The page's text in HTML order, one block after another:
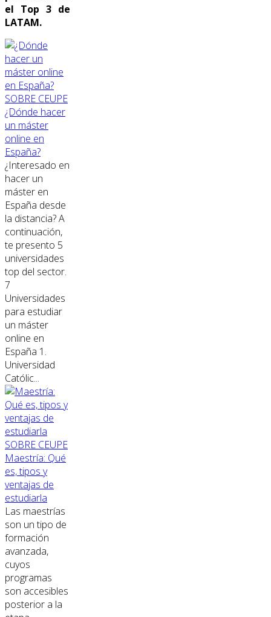
el Top 3 de
LATAM.
SOBRE CEUPE
¿Dónde hacer
un máster
online en
España?
¿Interesado en
hacer un
máster en
España desde
la distancia? A
continuación,
te presento 5
universidades
top del sector.
7
Universidades
para estudiar
un máster
online en
España 1.
Universidad
Católic...
SOBRE CEUPE
Maestría: Qué
es, tipos y
ventajas de
estudiarla
Las maestrías
son un tipo de
formación
avanzada,
cuyos
programas
son accesibles
posterior a la